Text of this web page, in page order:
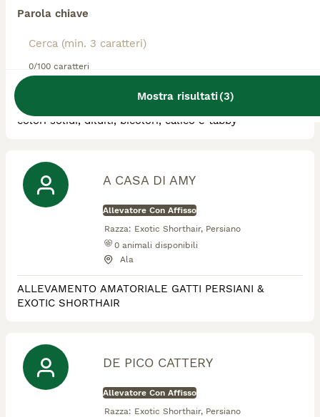
Parola chiave
0/100 caratteri
Mostra risultati(3)
Razza: Exotic Shorthair, Persiano
Marliana
allevamento amatoriale gatti persiani ed esotici nei
colori solidi, diluiti, bicolori, calico e tabby
A CASA DI AMY
Allevatore Con Affisso
Razza: Exotic Shorthair, Persiano
0 animali disponibili
Ala
ALLEVAMENTO AMATORIALE GATTI PERSIANI &
EXOTIC SHORTHAIR
DE PICO CATTERY
Allevatore Con Affisso
Razza: Exotic Shorthair, Persiano